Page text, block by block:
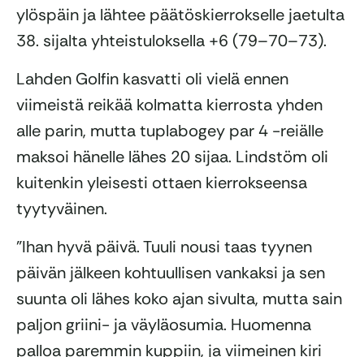
ylöspäin ja lähtee päätöskierrokselle jaetulta
38. sijalta yhteistuloksella +6 (79–70–73).
Lahden Golfin kasvatti oli vielä ennen
viimeistä reikää kolmatta kierrosta yhden
alle parin, mutta tuplabogey par 4 -reiälle
maksoi hänelle lähes 20 sijaa. Lindstöm oli
kuitenkin yleisesti ottaen kierrokseensa
tyytyväinen.
”Ihan hyvä päivä. Tuuli nousi taas tyynen
päivän jälkeen kohtuullisen vankaksi ja sen
suunta oli lähes koko ajan sivulta, mutta sain
paljon griini- ja väyläosumia. Huomenna
palloa paremmin kuppiin, ja viimeinen kiri